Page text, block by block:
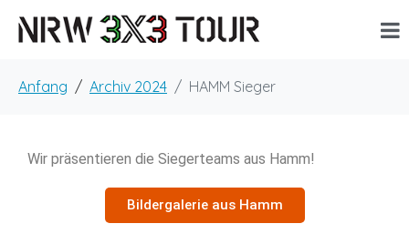
Anfang Archiv 2024 HAMM Sieger
Wir präsentieren die Siegerteams aus Hamm!
Bildergalerie aus Hamm